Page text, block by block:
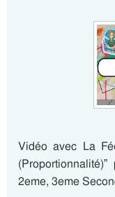
Vidéo avec La
2eme, 3eme